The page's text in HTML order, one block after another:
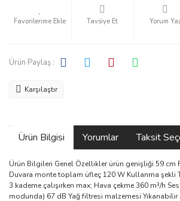
Tavsiye Et Yorum
Ürün Paylaş :
Karşılaştır
Ürün Bilgisi Yorumlar Taksit
Ürün Bilgileri Genel Özellikler ürün genişliği 59 cm
Duvara monte toplam üfleç 120 W Kullanma şekli
3 kademe çalışırken max; Hava çekme 360 m³/h
modunda) 67 dB Yağ filtresi malzemesi Yıkanabilir